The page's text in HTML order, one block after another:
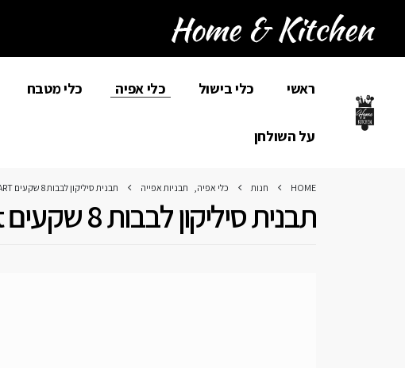
ראשי כלי בישול כלי אפיה כלי מטבח
על השולחן
HOME חנות כלי אפיה, תבניות אפייה תבנית סיליקון לבבות 8 שקעים SILIKOMART
תבנית סיליקון לבבות 8 שקעים Silikomart